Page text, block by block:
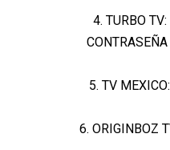
4. TURBO TV:
5. TV MEXICO:
6. ORIGINBOZ